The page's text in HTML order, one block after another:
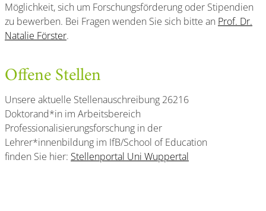
Möglichkeit, sich um Forschungsförderung oder Stipendien
zu bewerben. Bei Fragen wenden Sie sich bitte an Prof. Dr.
Natalie Förster.
Offene Stellen
Unsere aktuelle Stellenauschreibung 26216
Doktorand*in im Arbeitsbereich
Professionalisierungsforschung in der
Lehrer*innenbildung im IfB/School of Education
finden Sie hier: Stellenportal Uni Wuppertal